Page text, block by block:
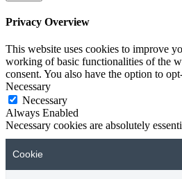
Privacy Overview
This website uses cookies to improve
working of basic functionalities of the
consent. You also have the option to
Necessary
Necessary
Always Enabled
Necessary cookies are absolutely
Cookie